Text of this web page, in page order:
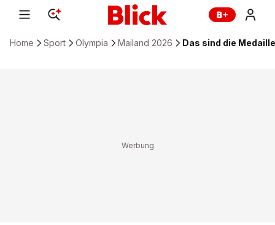
Home Sport Olympia Mailand 2026 Das sind die